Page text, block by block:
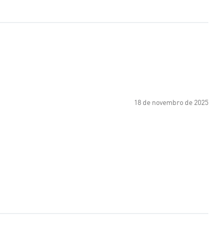
18 de novembro de 2025